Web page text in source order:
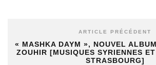
ARTICLE PRÉCÉDENT
« MASHKA DAYM », NOUVEL
ZOUHIR [MUSIQUES SYRIENNES
STRASBOURG]